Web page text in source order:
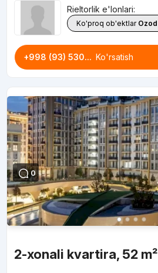
Rieltorlik e'lonlari:
Ko'proq ob'ektlar Ozod
+998 (93) 530... Ko'rsatish
0
2-xonali kvartira, 52 m²